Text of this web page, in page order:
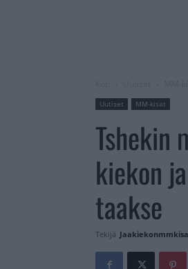
Uutiset MM-kisat
Tshekin
kiekon
taakse
Tekijä